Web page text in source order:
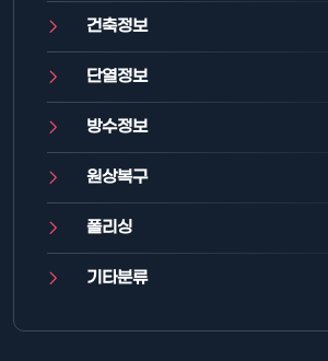
건축정보
단열정보
방수정보
원상복구
폴리싱
기타분류